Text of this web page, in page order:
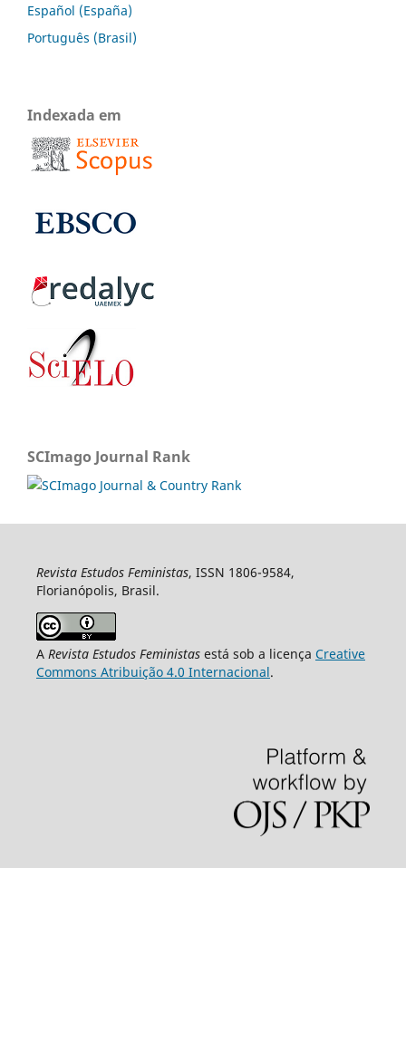
Español (España)
Português (Brasil)
Indexada em
SCImago Journal Rank
Revista Estudos Feministas, ISSN 1806-9584,
Florianópolis, Brasil.
A Revista Estudos Feministasestá sob a licença Creative
Commons Atribuição 4.0 Internacional.